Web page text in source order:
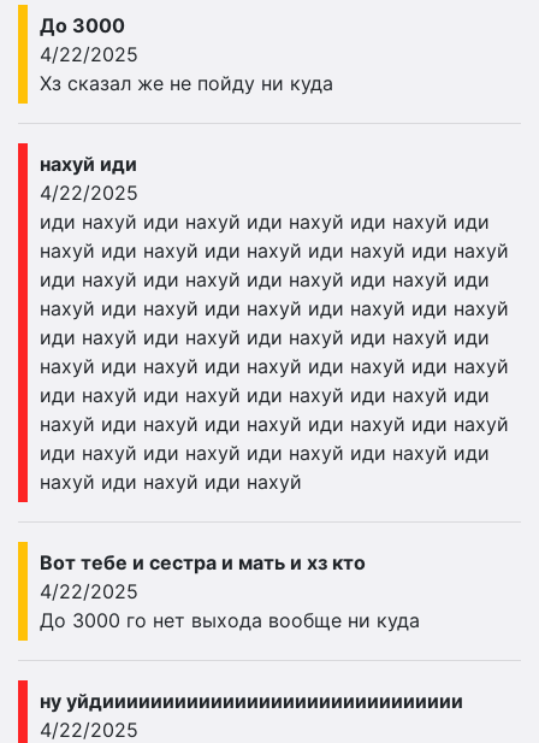
До 3000
4/22/2025
Хз сказал же не пойду ни куда
нахуй иди
4/22/2025
иди нахуй иди нахуй иди нахуй иди нахуй иди
нахуй иди нахуй иди нахуй иди нахуй иди нахуй
иди нахуй иди нахуй иди нахуй иди нахуй иди
нахуй иди нахуй иди нахуй иди нахуй иди нахуй
иди нахуй иди нахуй иди нахуй иди нахуй иди
нахуй иди нахуй иди нахуй иди нахуй иди нахуй
иди нахуй иди нахуй иди нахуй иди нахуй иди
нахуй иди нахуй иди нахуй иди нахуй иди нахуй
иди нахуй иди нахуй иди нахуй иди нахуй иди
нахуй иди нахуй иди нахуй
Вот тебе и сестра и мать и хз кто
4/22/2025
До 3000 го нет выхода вообще ни куда
ну уйдииииииииииииииииииииииииииииии
4/22/2025